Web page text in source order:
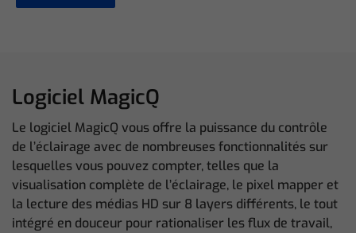
Logiciel MagicQ
Le logiciel MagicQ vous offre la puissance du contrôle
de l’éclairage avec de nombreuses fonctionnalités sur
lesquelles vous pouvez compter, telles que la
visualisation complète de l’éclairage, le pixel mapper et
la lecture des médias HD sur 8 layers différents, le tout
intégré en douceur pour rationaliser les flux de travail,